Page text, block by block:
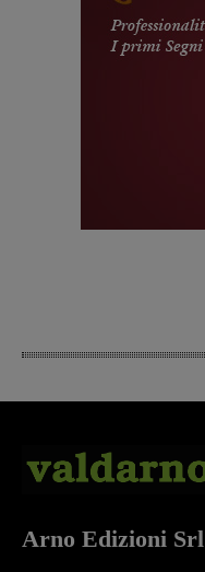
Arno Edizioni Srl